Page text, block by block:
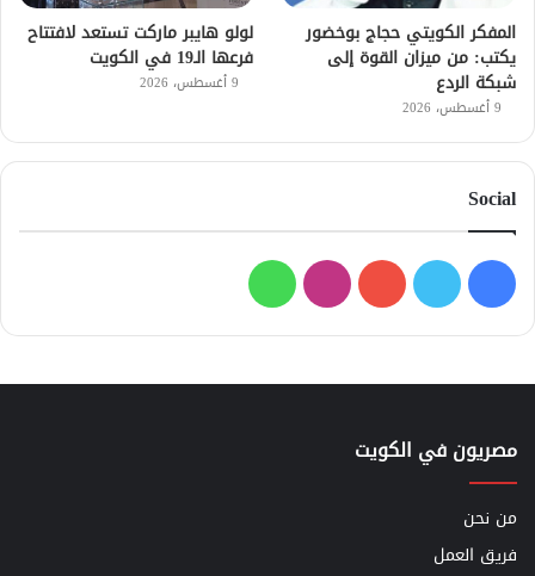
المفكر الكويتي حجاج بوخضور
يكتب: من ميزان القوة إلى
شبكة الردع
9 أغسطس، 2026
لولو هايبر ماركت تستعد لافتتاح
فرعها الـ19 في الكويت
9 أغسطس، 2026
Social
فيسبوك
تويتر يوتيوبانستقرامواتساب
مصريون في الكويت
من نحن
فريق العمل